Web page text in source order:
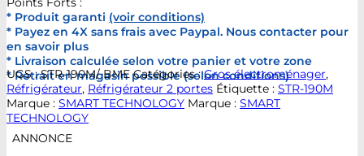
* Produit garanti (voir conditions)
* Payez en 4X sans frais avec Paypal. Nous contacter pour
en savoir plus
* Livraison calculée selon votre panier et votre zone
* Retrait en magasin possible (selon conditions)
UGS :STR-190M/ BME Catégories :Gros électroménager,
Réfrigérateur, Réfrigérateur 2 portes Étiquette : STR-190M
Marque : SMART TECHNOLOGY Marque : SMART
TECHNOLOGY
ANNONCE